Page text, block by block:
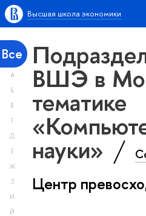
Высшая школа экономики
Все
А
Б
В
Г
Д
Е
Ж
З
И
Й
ВШЭ в
тематике
науки»
Центр